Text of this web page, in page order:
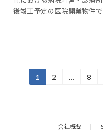
後竣工予定の医院開業物件
固
1
固
ジ
2 …
固
ジ
8
会社概要